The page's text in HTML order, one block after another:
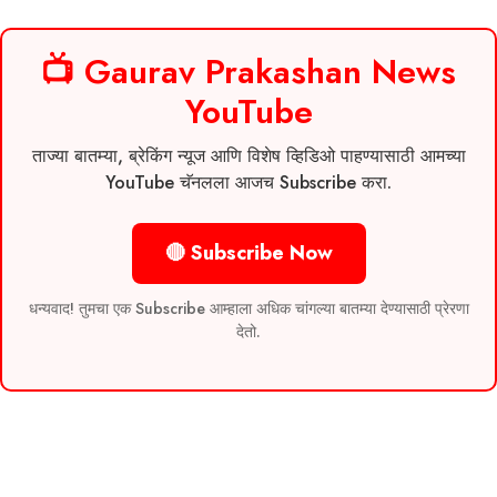
📺 Gaurav Prakashan News
YouTube
ताज्या बातम्या, ब्रेकिंग न्यूज आणि विशेष व्हिडिओ पाहण्यासाठी आमच्या
YouTube चॅनलला आजच Subscribe करा.
🔴 Subscribe Now
धन्यवाद! तुमचा एक Subscribe आम्हाला अधिक चांगल्या बातम्या देण्यासाठी प्रेरणा
देतो.